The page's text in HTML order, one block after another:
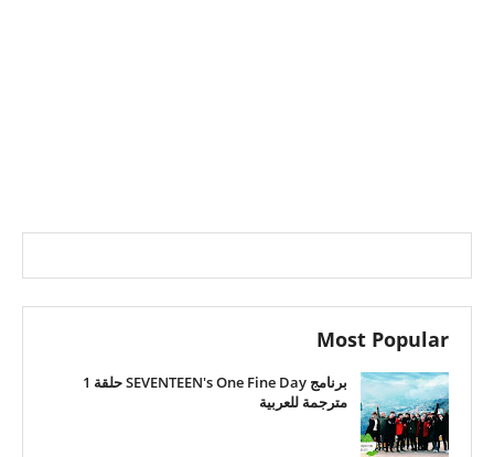
Most Popular
برنامج SEVENTEEN's One Fine Day حلقة 1
مترجمة للعربية